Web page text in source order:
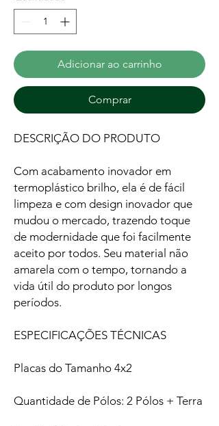
Adicionar ao carrinho
Comprar
DESCRIÇÃO DO PRODUTO
Com acabamento inovador em
termoplástico brilho, ela é de fácil
limpeza e com design inovador que
mudou o mercado, trazendo toque
de modernidade que foi facilmente
aceito por todos. Seu material não
amarela com o tempo, tornando a
vida útil do produto por longos
períodos.
ESPECIFICAÇÕES TÉCNICAS
Placas do Tamanho 4x2
Quantidade de Pólos: 2 Pólos + Terra